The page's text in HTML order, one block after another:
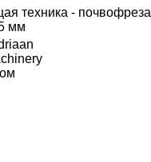
техника - почвофреза
мм